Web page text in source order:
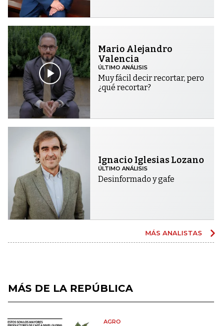
Mario Alejandro
Valencia
ÚLTIMO ANÁLISIS
Muy fácil decir recortar, pero
¿qué recortar?
Ignacio Iglesias Lozano
ÚLTIMO ANÁLISIS
Desinformado y gafe
MÁS ANALISTAS
MÁS DE LA REPÚBLICA
AGRO